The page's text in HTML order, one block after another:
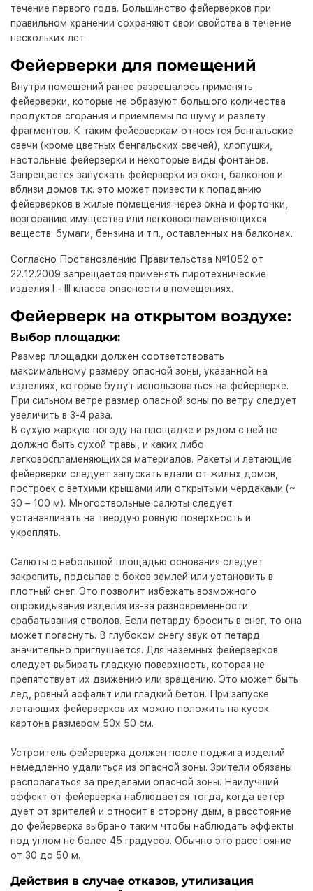
течение первого года. Большинство фейерверков при
правильном хранении сохраняют свои свойства в течение
нескольких лет.
Фейерверки для помещений
Внутри помещений ранее разрешалось применять
фейерверки, которые не образуют большого количества
продуктов сгорания и приемлемы по шуму и разлету
фрагментов. К таким фейерверкам относятся бенгальские
свечи (кроме цветных бенгальских свечей), хлопушки,
настольные фейерверки и некоторые виды фонтанов.
Запрещается запускать фейерверки из окон, балконов и
вблизи домов т.к. это может привести к попаданию
фейерверков в жилые помещения через окна и форточки,
возгоранию имущества или легковоспламеняющихся
веществ: бумаги, бензина и т.п., оставленных на балконах.
Согласно Постановлению Правительства №1052 от
22.12.2009 запрещается применять пиротехнические
изделия I - III класса опасности в помещениях.
Фейерверк на открытом воздухе:
Выбор площадки:
Размер площадки должен соответствовать
максимальному размеру опасной зоны, указанной на
изделиях, которые будут использоваться на фейерверке.
При сильном ветре размер опасной зоны по ветру следует
увеличить в 3-4 раза.
В сухую жаркую погоду на площадке и рядом с ней не
должно быть сухой травы, и каких либо
легковоспламеняющихся материалов. Ракеты и летающие
фейерверки следует запускать вдали от жилых домов,
построек с ветхими крышами или открытыми чердаками (~
30 – 100 м). Многоствольные салюты следует
устанавливать на твердую ровную поверхность и
укреплять.
Салюты с небольшой площадью основания следует
закрепить, подсыпав с боков землей или установить в
плотный снег. Это позволит избежать возможного
опрокидывания изделия из-за разновременности
срабатывания стволов. Если петарду бросить в снег, то она
может погаснуть. В глубоком снегу звук от петард
значительно приглушается. Для наземных фейерверков
следует выбирать гладкую поверхность, которая не
препятствует их движению или вращению. Это может быть
лед, ровный асфальт или гладкий бетон. При запуске
летающих фейерверков их можно положить на кусок
картона размером 50х 50 см.
Устроитель фейерверка должен после поджига изделий
немедленно удалиться из опасной зоны. Зрители обязаны
располагаться за пределами опасной зоны. Наилучший
эффект от фейерверка наблюдается тогда, когда ветер
дует от зрителей и относит в сторону дым, а расстояние
до фейерверка выбрано таким чтобы наблюдать эффекты
под углом не более 45 градусов. Обычно это расстояние
от 30 до 50 м.
Действия в случае отказов, утилизация